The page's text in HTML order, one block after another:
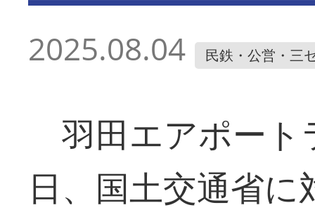
2025.08.04 民鉄・公営・三
羽田エアポート
日、国土交通省